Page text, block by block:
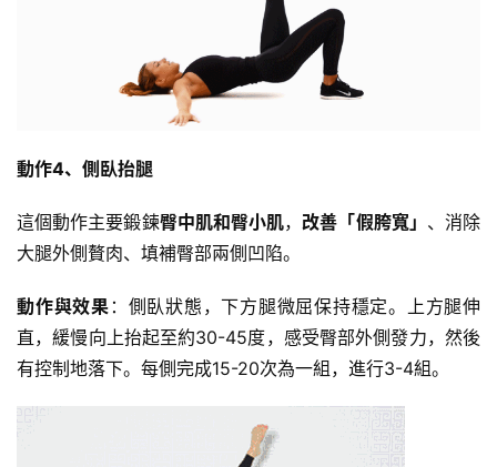
動作4、側臥抬腿
這個動作主要鍛鍊臀中肌和臀小肌， 改善「假胯寬」 、消除
大腿外側贅肉、填補臀部兩側凹陷。
動作與效果 ：側臥狀態，下方腿微屈保持穩定。上方腿伸
直，緩慢向上抬起至約30-45度，感受臀部外側發力，然後
有控制地落下。每側完成15-20次為一組，進行3-4組。